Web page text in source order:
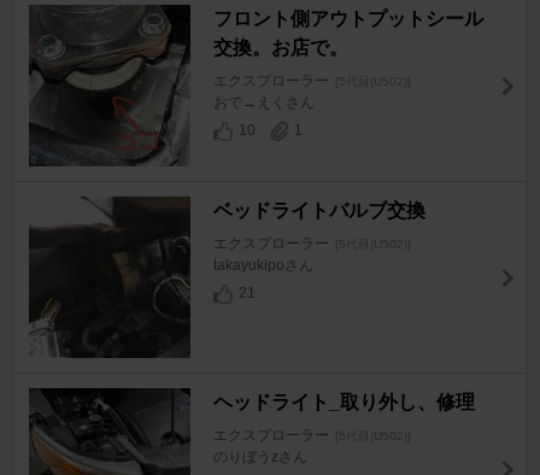
フロント側アウトプットシール
交換。お店で。
エクスプローラー [5代目(U502)]
おで→えくさん
10
1
ベッドライトバルブ交換
エクスプローラー [5代目(U502)]
takayukipoさん
21
ヘッドライト_取り外し、修理
エクスプローラー [5代目(U502)]
のりぼうzさん